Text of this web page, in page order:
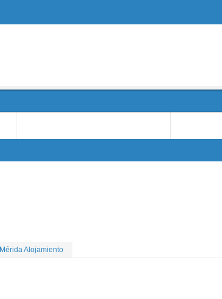
Mérida Alojamiento